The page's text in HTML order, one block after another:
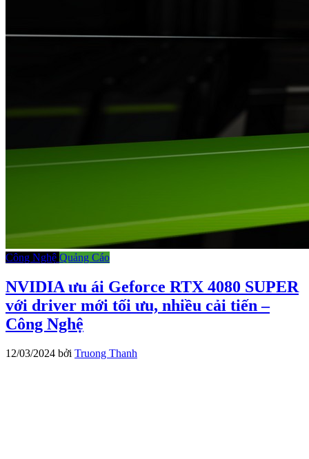
Công Nghệ Quảng Cáo
NVIDIA ưu ái Geforce RTX 4080 SUPER
với driver mới tối ưu, nhiều cải tiến –
Công Nghệ
12/03/2024 bởi Truong Thanh